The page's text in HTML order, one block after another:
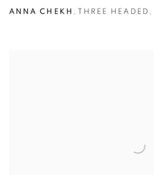
ANNA CHEKH , THREE HEADED ,